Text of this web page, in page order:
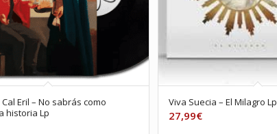
Eril – No sabrás como
historia Lp
Viva Suecia – El Milagro Lp
27,99€